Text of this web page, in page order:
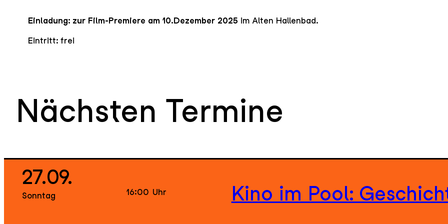
Einladung: zur Film-Premiere am 10.Dezember 2025 im Alten Hallenbad.
Eintritt: frei
Nächsten Termine
27.09.
Sonntag 16:00 Uhr Kino im Pool: